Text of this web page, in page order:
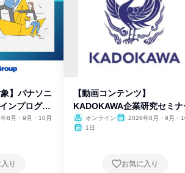
】パナソニ
ンプログラ
8月・9月・10月
り
【動画コンテンツ】
KADOKAWA企業研究セミナ
オンライン
2026年8月・9月・
1日
お気に入り